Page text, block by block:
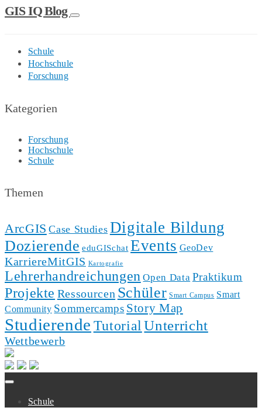
GIS IQ Blog
Schule
Hochschule
Forschung
Kategorien
Forschung
Hochschule
Schule
Themen
ArcGIS Case Studies Digitale Bildung
Dozierende eduGISchat Events GeoDev
KarriereMitGIS Kartografie
Lehrerhandreichungen Open Data Praktikum
Projekte Ressourcen Schüler Smart Campus Smart
Community Sommercamps Story Map
Studierende Tutorial Unterricht
Wettbewerb
Schule